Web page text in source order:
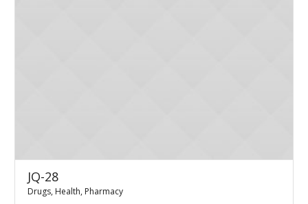
JQ-28
Drugs, Health, Pharmacy